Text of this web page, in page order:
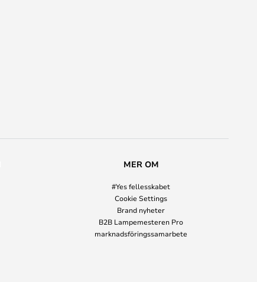
MER OM
#Yes fellesskabet
Cookie Settings
Brand nyheter
B2B Lampemesteren Pro
marknadsföringssamarbete